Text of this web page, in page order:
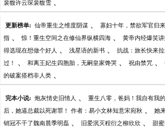
裴馥许云琛裴馥雪 、
更新榜单: 仙帝重生之维度阴谋 、 寡妇十年，禁欲军官归
指 、 惊！重生空间之在修仙界纵横四海 、 黄帝内经爆笑讲
得选现在想做个好人 、 浅星语的新书 、 抗战：旅长快来
过！ 、 和离王妃生四胞胎，无嗣皇家馋哭 、 祝由禁咒 、
的破案搭档非人类 、
完本小说: 炮灰情史旧情人 、 重生八零，爸妈！我自有我
后，她逼总裁以死谢罪！ 作者：易小文林知意宋宛秋 、 她
销冠不干了魏南晨季明磊 、 旧爱泯灭程衍之柳欣欣 、 甜